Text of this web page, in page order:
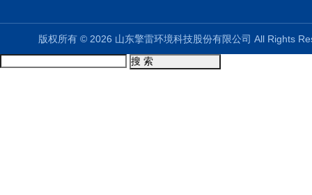
版权所有 © 2026 山东擎雷环境科技股份有限公司 All